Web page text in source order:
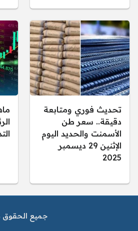
تحديث فوري ومتابعة
دقيقة.. سعر طن
الأسمنت والحديد اليوم
الإثنين 29 ديسمبر
2025
جميع الحقوق